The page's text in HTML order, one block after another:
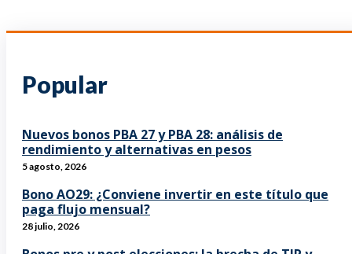
Popular
Nuevos bonos PBA 27 y PBA 28: análisis de
rendimiento y alternativas en pesos
5 agosto, 2026
Bono AO29: ¿Conviene invertir en este título que
paga flujo mensual?
28 julio, 2026